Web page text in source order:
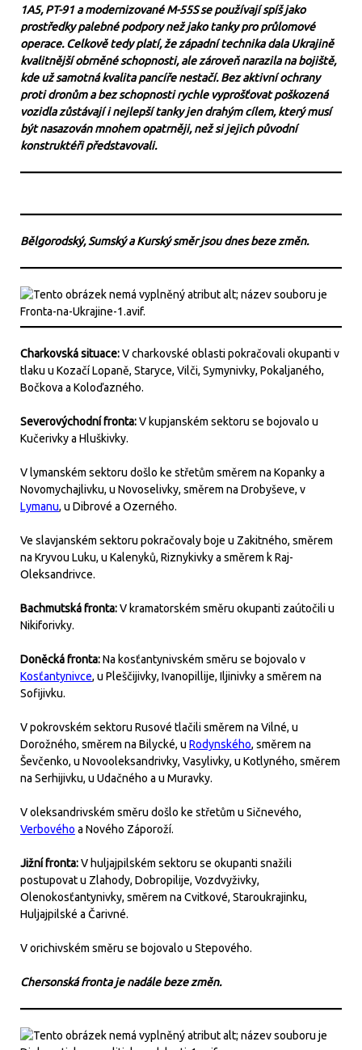
1A5, PT-91 a modernizované M-55S se používají spíš jako
prostředky palebné podpory než jako tanky pro průlomové
operace. Celkově tedy platí, že západní technika dala Ukrajině
kvalitnější obrněné schopnosti, ale zároveň narazila na bojiště,
kde už samotná kvalita pancíře nestačí. Bez aktivní ochrany
proti dronům a bez schopnosti rychle vyprošťovat poškozená
vozidla zůstávají i nejlepší tanky jen drahým cílem, který musí
být nasazován mnohem opatrněji, než si jejich původní
konstruktéři představovali.
Bělgorodský, Sumský a Kurský směr jsou dnes beze změn.
Charkovská situace:V charkovské oblasti pokračovali okupanti v
tlaku u Kozačí Lopaně, Staryce, Vilči, Symynivky, Pokaljaného,
Bočkova a Koloďazného.
Severovýchodní fronta:V kupjanském sektoru se bojovalo u
Kučerivky a Hluškivky.
V lymanském sektoru došlo ke střetům směrem na Kopanky a
Novomychajlivku, u Novoselivky, směrem na Drobyševe, v
Lymanu, u Dibrové a Ozerného.
Ve slavjanském sektoru pokračovaly boje u Zakitného, směrem
na Kryvou Luku, u Kalenyků, Riznykivky a směrem k Raj-
Oleksandrivce.
Bachmutská fronta:V kramatorském směru okupanti zaútočili u
Nikiforivky.
Doněcká fronta:Na kosťantynivském směru se bojovalo v
Kosťantynivce, u Pleščijivky, Ivanopillije, Iljinivky a směrem na
Sofijivku.
V pokrovském sektoru Rusové tlačili směrem na Vilné, u
Dorožného, směrem na Bilycké, u Rodynského, směrem na
Ševčenko, u Novooleksandrivky, Vasylivky, u Kotlyného, směrem
na Serhijivku, u Udačného a u Muravky.
V oleksandrivském směru došlo ke střetům u Sičnevého,
Verbového a Nového Záporoží.
Jižní fronta:V huljajpilském sektoru se okupanti snažili
postupovat u Zlahody, Dobropilije, Vozdvyživky,
Olenokosťantynivky, směrem na Cvitkové, Staroukrajinku,
Huljajpilské a Čarivné.
V orichivském směru se bojovalo u Stepového.
Chersonská fronta je nadále beze změn.